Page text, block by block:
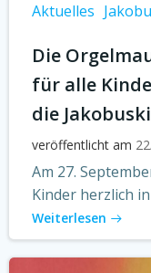
Aktuelles
Die
für alle
die
veröffentlicht am
Am 27.
Kinder herzlich
Weiterlesen